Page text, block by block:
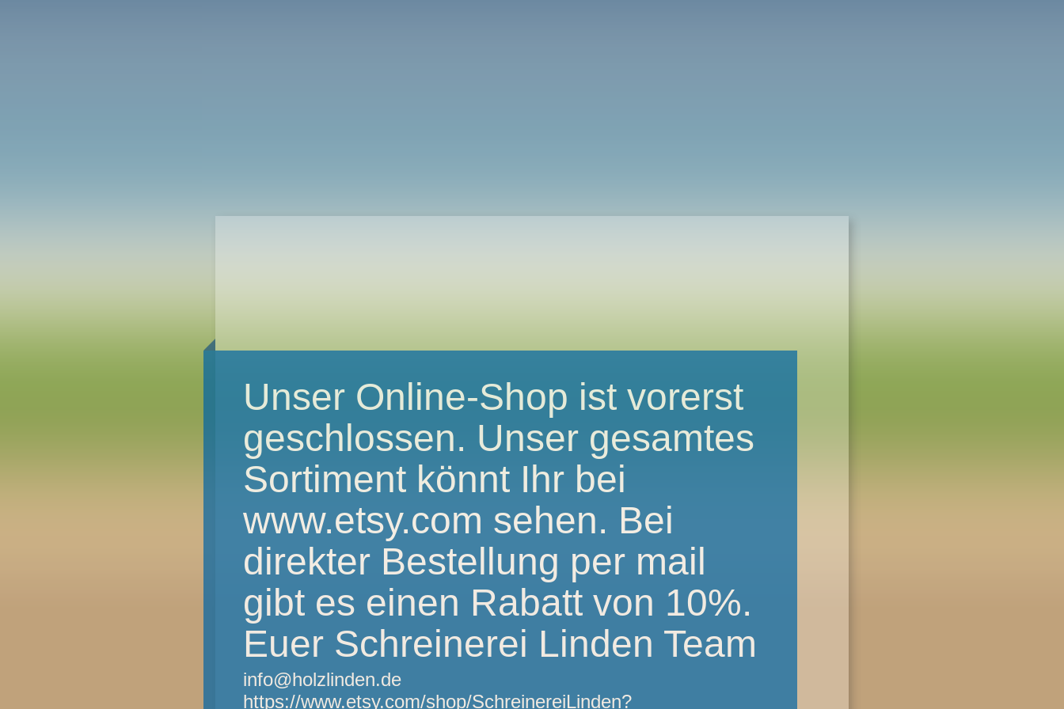
Unser Online-Shop ist vorerst
geschlossen. Unser gesamtes
Sortiment könnt Ihr bei
www.etsy.com sehen. Bei
direkter Bestellung per mail
gibt es einen Rabatt von 10%.
Euer Schreinerei Linden Team
info@holzlinden.de
https://www.etsy.com/shop/SchreinereiLinden?